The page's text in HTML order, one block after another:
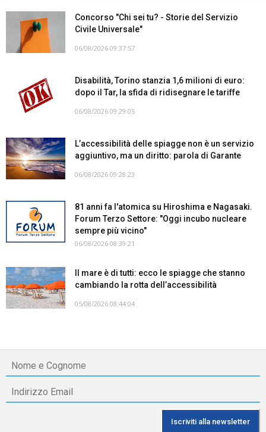
Concorso "Chi sei tu? - Storie del Servizio
Civile Universale"
06/08/2026 09:37:57
Disabilità, Torino stanzia 1,6 milioni di euro:
dopo il Tar, la sfida di ridisegnare le tariffe
06/08/2026 09:29:05
L’accessibilità delle spiagge non è un servizio
aggiuntivo, ma un diritto: parola di Garante
06/08/2026 09:28:23
81 anni fa l'atomica su Hiroshima e Nagasaki.
Forum Terzo Settore: "Oggi incubo nucleare
sempre più vicino"
06/08/2026 08:39:21
Il mare è di tutti: ecco le spiagge che stanno
cambiando la rotta dell’accessibilità
05/08/2026 08:44:04